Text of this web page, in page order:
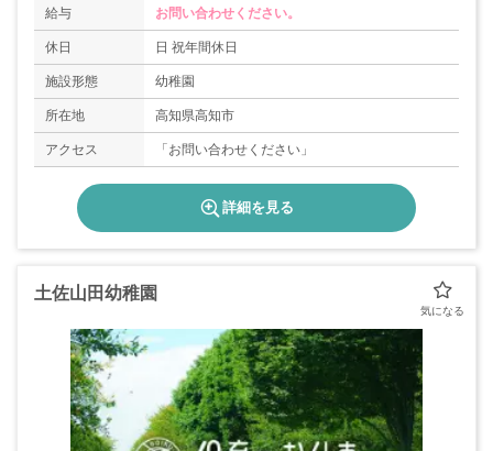
給与 お問い合わせください。
休日 日 祝年間休日
施設形態 幼稚園
所在地 高知県高知市
アクセス 「お問い合わせください」
詳細を見る
土佐山田幼稚園